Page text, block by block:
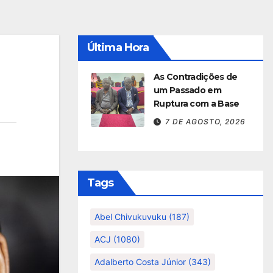
Última Hora
As Contradições de
um Passado em
Ruptura com a Base
7 DE AGOSTO, 2026
Tags
Abel Chivukuvuku (187)
ACJ (1080)
Adalberto Costa Júnior (343)